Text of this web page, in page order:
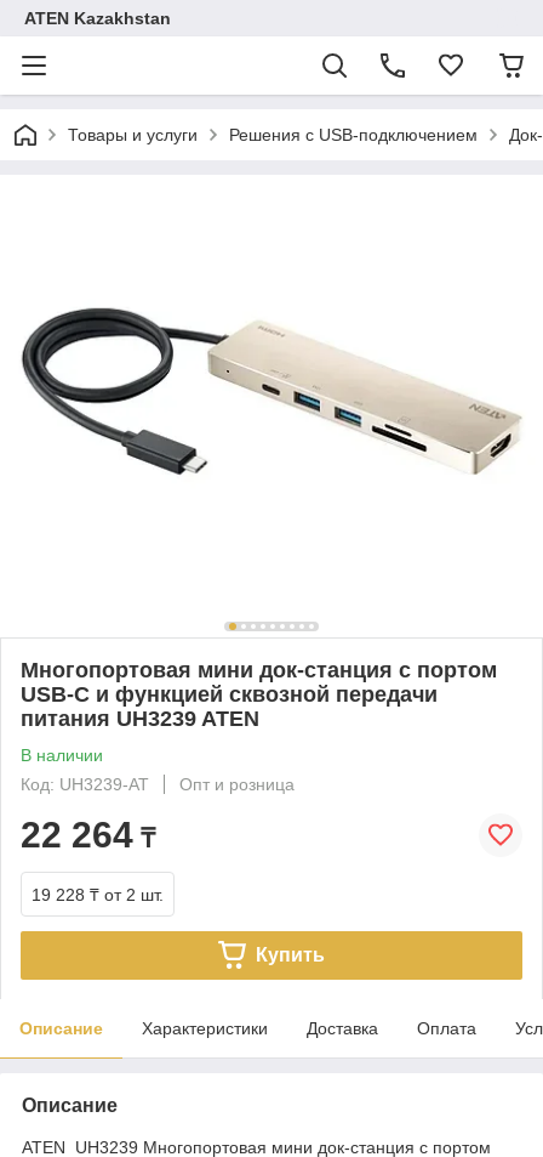
ATEN Kazakhstan
Товары и услуги Решения с USB-подключением
Многопортовая мини док-станция с портом
USB-C и функцией сквозной передачи
питания UH3239 ATEN
В наличии
Код: UH3239-AT
Опт и розница
22 264 ₸
19 228 ₸ от 2 шт.
Купить
Описание Характеристики Доставка Оплата
Описание
ATEN UH3239 Многопортовая мини док-станция с портом